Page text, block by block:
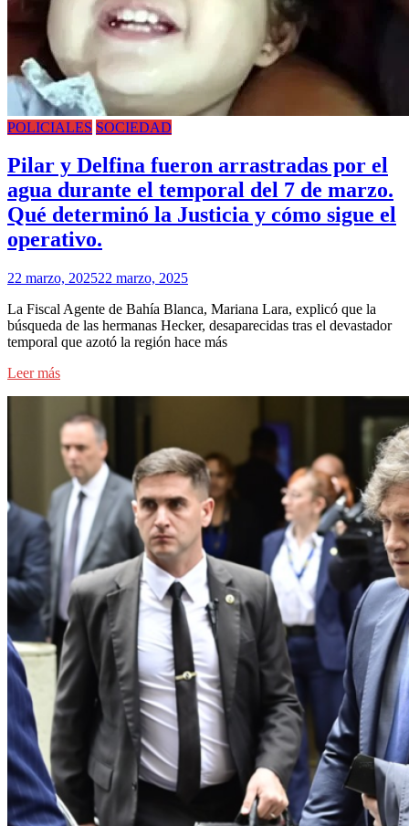
POLICIALES SOCIEDAD
Pilar y Delfina fueron arrastradas por el
agua durante el temporal del 7 de marzo.
Qué determinó la Justicia y cómo sigue el
operativo.
22 marzo, 202522 marzo, 2025
La Fiscal Agente de Bahía Blanca, Mariana Lara, explicó que la
búsqueda de las hermanas Hecker, desaparecidas tras el devastador
temporal que azotó la región hace más
Leer más